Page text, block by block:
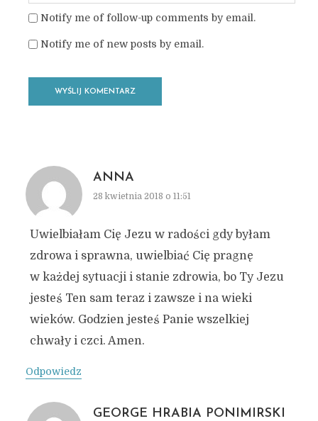
Notify me of follow-up comments by email.
Notify me of new posts by email.
ANNA
28 kwietnia 2018 o 11:51
Uwielbiałam Cię Jezu w radości gdy byłam
zdrowa i sprawna, uwielbiać Cię pragnę
w każdej sytuacji i stanie zdrowia, bo Ty Jezu
jesteś Ten sam teraz i zawsze i na wieki
wieków. Godzien jesteś Panie wszelkiej
chwały i czci. Amen.
Odpowiedz
GEORGE HRABIA PONIMIRSKI